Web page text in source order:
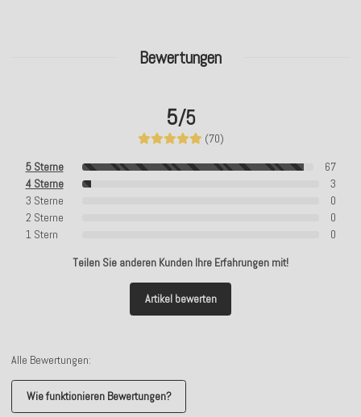
Bewertungen
5/5
(70)
5 Sterne
67
4 Sterne
3
3 Sterne
0
2 Sterne
0
1 Stern
0
Teilen Sie anderen Kunden Ihre Erfahrungen mit!
Artikel bewerten
Alle Bewertungen:
Wie funktionieren Bewertungen?